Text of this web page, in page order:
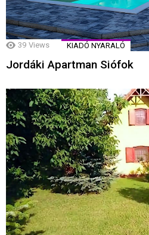
39 Views KIADÓ NYARALÓ
Jordáki Apartman Siófok